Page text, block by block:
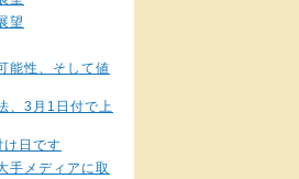
望
能性、そして値
、3月1日付で上
日です
手メディアに取